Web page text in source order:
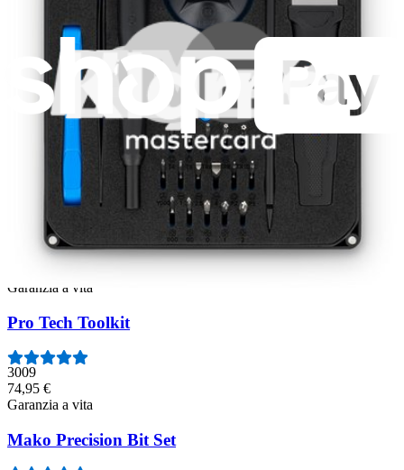
Stazione saldante portatile FixHub
Prodotti in vetrina
Minnow Precision Bit Set
Garanzia a vita
Pro Tech Toolkit
3009
74,95 €
Garanzia a vita
Mako Precision Bit Set